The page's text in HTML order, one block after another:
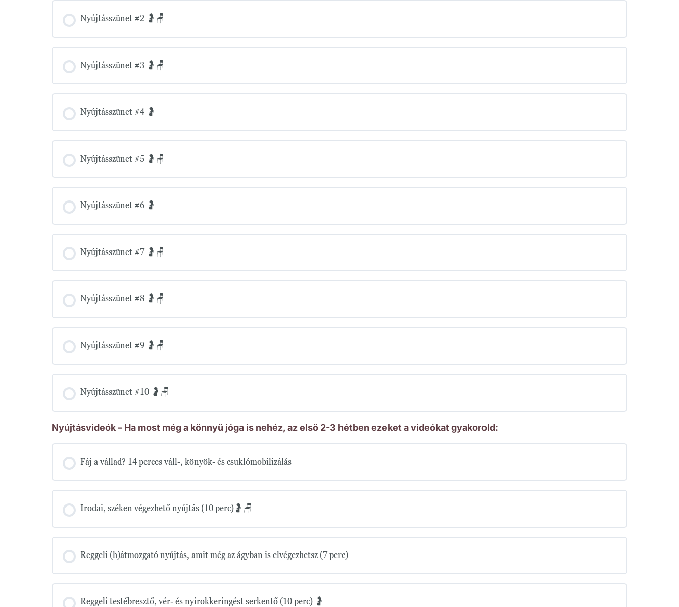
Nyújtásszünet #2 🤰🪑
Nyújtásszünet #3 🤰🪑
Nyújtásszünet #4 🤰
Nyújtásszünet #5 🤰🪑
Nyújtásszünet #6 🤰
Nyújtásszünet #7 🤰🪑
Nyújtásszünet #8 🤰🪑
Nyújtásszünet #9 🤰🪑
Nyújtásszünet #10 🤰🪑
Nyújtásvideók – Ha most még a könnyű jóga is nehéz, az első 2-3 hétben ezeket a videókat gyakorold:
Fáj a vállad? 14 perces váll-, könyök- és csuklómobilizálás
Irodai, széken végezhető nyújtás (10 perc)🤰🪑
Reggeli (h)átmozgató nyújtás, amit még az ágyban is elvégezhetsz (7 perc)
Reggeli testébresztő, vér- és nyirokkeringést serkentő (10 perc) 🤰